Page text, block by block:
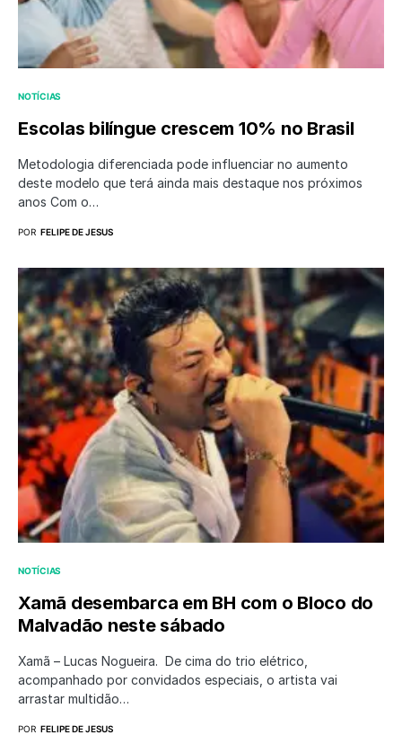
NOTÍCIAS
Escolas bilíngue crescem 10% no Brasil
Metodologia diferenciada pode influenciar no aumento
deste modelo que terá ainda mais destaque nos próximos
anos Com o…
POR FELIPE DE JESUS
NOTÍCIAS
Xamã desembarca em BH com o Bloco do
Malvadão neste sábado
Xamã – Lucas Nogueira. De cima do trio elétrico,
acompanhado por convidados especiais, o artista vai
arrastar multidão…
POR FELIPE DE JESUS